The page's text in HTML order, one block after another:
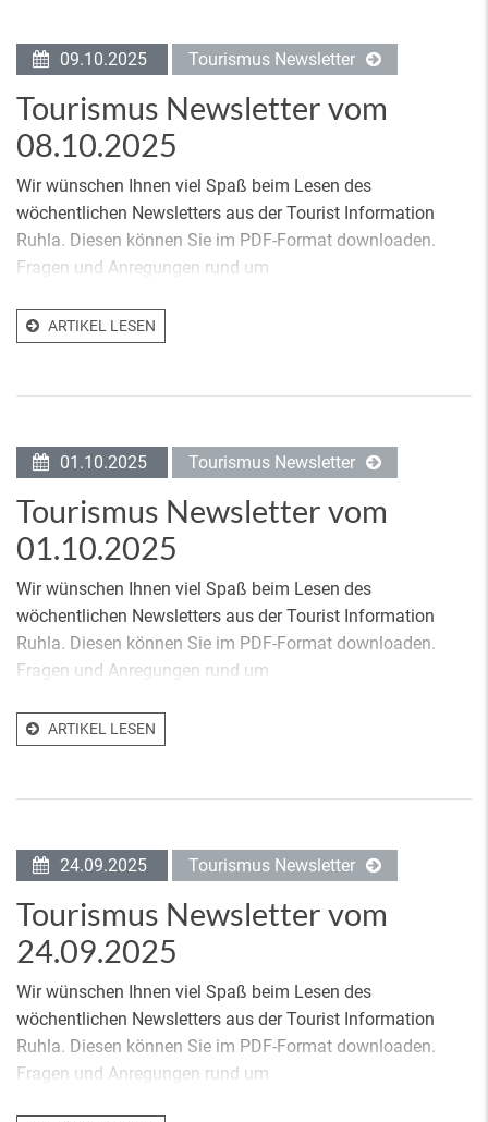
09.10.2025 Tourismus Newsletter
Tourismus Newsletter vom
08.10.2025
Wir wünschen Ihnen viel Spaß beim Lesen des
wöchentlichen Newsletters aus der Tourist Information
Ruhla. Diesen können Sie im PDF-Format downloaden.
Fragen und Anregungen rund um
ARTIKEL LESEN
01.10.2025 Tourismus Newsletter
Tourismus Newsletter vom
01.10.2025
Wir wünschen Ihnen viel Spaß beim Lesen des
wöchentlichen Newsletters aus der Tourist Information
Ruhla. Diesen können Sie im PDF-Format downloaden.
Fragen und Anregungen rund um
ARTIKEL LESEN
24.09.2025 Tourismus Newsletter
Tourismus Newsletter vom
24.09.2025
Wir wünschen Ihnen viel Spaß beim Lesen des
wöchentlichen Newsletters aus der Tourist Information
Ruhla. Diesen können Sie im PDF-Format downloaden.
Fragen und Anregungen rund um